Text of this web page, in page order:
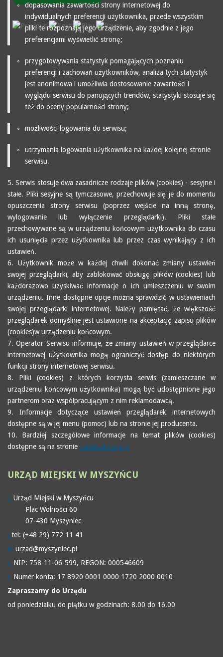
dopasowania zawartości strony internetowej do
indywidualnych preferencji użytkownika, przede wszystkim
pliki te rozpoznają jego urządzenie, aby zgodnie z jego
preferencjami wyświetlić stronę;
przygotowywania statystyk pomagających poznaniu
preferencji i zachowań użytkowników, analiza tych statystyk
jest anonimowa i umożliwia dostosowanie zawartości i
wyglądu serwisu do panujących trendów, statystyki stosuje się
też do oceny popularności strony;
możliwości logowania do serwisu;
utrzymania logowania użytkownika na każdej kolejnej stronie
serwisu.
5. Serwis stosuje dwa zasadnicze rodzaje plików (cookies) - sesyjne i
stałe. Pliki sesyjne są tymczasowe, przechowuje się je do momentu
opuszczenia strony serwisu (poprzez wejście na inną stronę,
wylogowanie lub wyłączenie przeglądarki). Pliki stałe
przechowywane są w urządzeniu końcowym użytkownika do czasu
ich usunięcia przez użytkownika lub przez czas wynikający z ich
ustawień.
6. Użytkownik może w każdej chwili dokonać zmiany ustawień
swojej przeglądarki, aby zablokować obsługę plików (cookies) lub
każdorazowo uzyskiwać informacje o ich umieszczeniu w swoim
urządzeniu. Inne dostępne opcje można sprawdzić w ustawieniach
swojej przeglądarki internetowej. Należy pamiętać, że większość
przeglądarek domyślnie jest ustawione na akceptację zapisu plików
(cookies)w urządzeniu końcowym.
7. Operator Serwisu informuje, że zmiany ustawień w przeglądarce
internetowej użytkownika mogą ograniczyć dostęp do niektórych
funkcji strony internetowej serwisu.
8. Pliki (cookies) z których korzysta serwis (zamieszczane w
urządzeniu końcowym użytkownika) mogą być udostępnione jego
partnerom oraz współpracującym z nim reklamodawcą.
9. Informacje dotyczące ustawień przeglądarek internetowych
dostępne są w jej menu (pomoc) lub na stronie jej producenta.
10. Bardziej szczegółowe informacje na temat plików (cookies)
dostępne są na stronie ciasteczka.org.pl
URZĄD MIEJSKI W MYSZYŃCU
Urząd Miejski w Myszyńcu
Plac Wolności 60
07-430 Myszyniec
tel: (+48 29) 772 11 41
urzad@myszyniec.pl
NIP: 758-11-06-599, REGON: 000546609
Numer konta: 17 8920 0001 0000 1720 2000 0010
Zapraszamy do Urzędu
od poniedziałku do piątku w godzinach: 8.00 do 16.00